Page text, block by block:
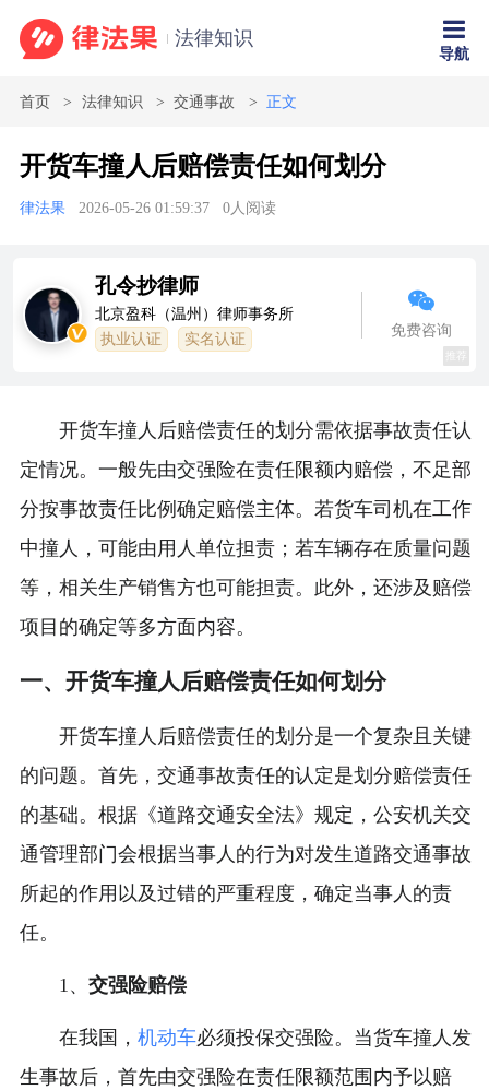
法律知识
导航
首页 法律知识 交通事故 正文
开货车撞人后赔偿责任如何划分
律法果 2026-05-26 01:59:37 0人阅读
孔令抄律师
北京盈科（温州）律师事务所
执业认证 实名认证
免费咨询
开货车撞人后赔偿责任的划分需依据事故责任认
定情况。一般先由交强险在责任限额内赔偿，不足部
分按事故责任比例确定赔偿主体。若货车司机在工作
中撞人，可能由用人单位担责；若车辆存在质量问题
等，相关生产销售方也可能担责。此外，还涉及赔偿
项目的确定等多方面内容。
一、开货车撞人后赔偿责任如何划分
开货车撞人后赔偿责任的划分是一个复杂且关键
的问题。首先，交通事故责任的认定是划分赔偿责任
的基础。根据《道路交通安全法》规定，公安机关交
通管理部门会根据当事人的行为对发生道路交通事故
所起的作用以及过错的严重程度，确定当事人的责
任。
1、 交强险赔偿
在我国， 机动车必须投保交强险。当货车撞人发
生事故后，首先由交强险在责任限额范围内予以赔